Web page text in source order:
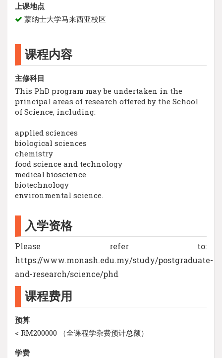
上课地点
蒙纳士大学马来西亚校区
课程内容
主修科目
This PhD program may be undertaken in the
principal areas of research offered by the School
of Science, including:
applied sciences
biological sciences
chemistry
food science and technology
medical bioscience
biotechnology
environmental science.
入学资格
Please refer to:
https://www.monash.edu.my/study/postgraduate-
and-research/science/phd
课程费用
预算
< RM200000 （全课程学杂费预计总额）
学费